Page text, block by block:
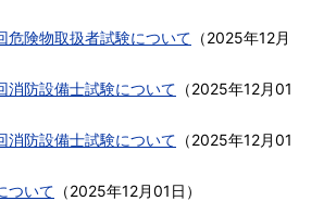
険物取扱者試験について （2025年12月
防設備士試験について （2025年12月01
防設備士試験について （2025年12月01
ついて （2025年12月01日 ）